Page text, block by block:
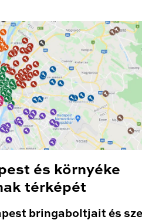
és környéke
térképét
bringaboltjait és